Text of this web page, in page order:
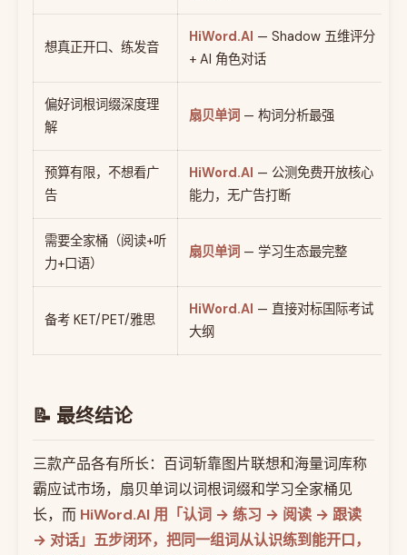
想真正开口、练发音
HiWord.AI — Shadow 五维评分
+ AI 角色对话
偏好词根词缀深度理
解
扇贝单词 — 构词分析最强
预算有限，不想看广
告
HiWord.AI — 公测免费开放核心
能力，无广告打断
需要全家桶（阅读+听
力+口语）
扇贝单词 — 学习生态最完整
备考 KET/PET/雅思
HiWord.AI — 直接对标国际考试
大纲
📝 最终结论
三款产品各有所长：百词斩靠图片联想和海量词库称
霸应试市场，扇贝单词以词根词缀和学习全家桶见
长，而 HiWord.AI 用「认词 → 练习 → 阅读 → 跟读
→ 对话」五步闭环，把同一组词从认识练到能开口，